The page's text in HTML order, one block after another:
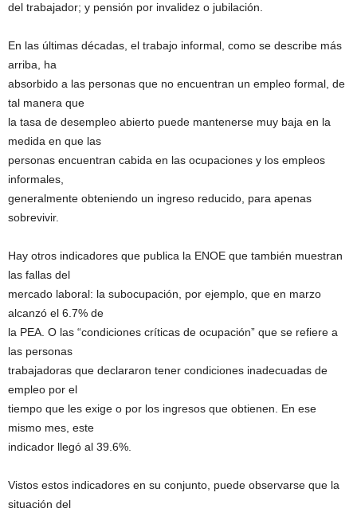
del trabajador; y pensión por invalidez o jubilación.
En las últimas décadas, el trabajo informal, como se describe más
arriba, ha
absorbido a las personas que no encuentran un empleo formal, de
tal manera que
la tasa de desempleo abierto puede mantenerse muy baja en la
medida en que las
personas encuentran cabida en las ocupaciones y los empleos
informales,
generalmente obteniendo un ingreso reducido, para apenas
sobrevivir.
Hay otros indicadores que publica la ENOE que también muestran
las fallas del
mercado laboral: la subocupación, por ejemplo, que en marzo
alcanzó el 6.7% de
la PEA. O las “condiciones críticas de ocupación” que se refiere a
las personas
trabajadoras que declararon tener condiciones inadecuadas de
empleo por el
tiempo que les exige o por los ingresos que obtienen. En ese
mismo mes, este
indicador llegó al 39.6%.
Vistos estos indicadores en su conjunto, puede observarse que la
situación del